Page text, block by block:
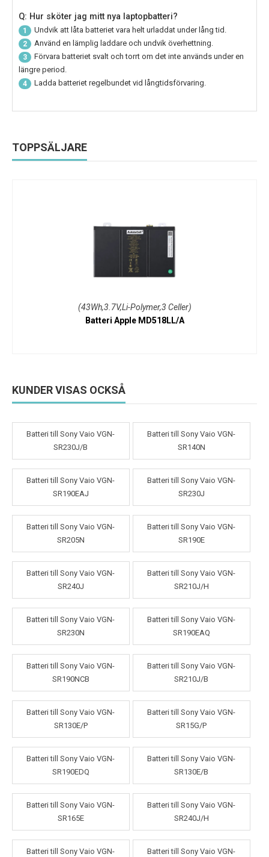
Q: Hur sköter jag mitt nya laptopbatteri?
1 Undvik att låta batteriet vara helt urladdat under lång tid.
2 Använd en lämplig laddare och undvik överhettning.
3
Förvara batteriet svalt och torrt om det inte används under en
längre period.
4 Ladda batteriet regelbundet vid långtidsförvaring.
TOPPSÄLJARE
(43Wh,3.7V,Li-Polymer,3 Celler)
Batteri Apple MD518LL/A
KUNDER VISAS OCKSÅ
Batteri till Sony Vaio VGN-
SR230J/B
Batteri till Sony Vaio VGN-
SR140N
Batteri till Sony Vaio VGN-
SR190EAJ
Batteri till Sony Vaio VGN-
SR230J
Batteri till Sony Vaio VGN-
SR205N
Batteri till Sony Vaio VGN-
SR190E
Batteri till Sony Vaio VGN-
SR240J
Batteri till Sony Vaio VGN-
SR210J/H
Batteri till Sony Vaio VGN-
SR230N
Batteri till Sony Vaio VGN-
SR190EAQ
Batteri till Sony Vaio VGN-
SR190NCB
Batteri till Sony Vaio VGN-
SR210J/B
Batteri till Sony Vaio VGN-
SR130E/P
Batteri till Sony Vaio VGN-
SR15G/P
Batteri till Sony Vaio VGN-
SR190EDQ
Batteri till Sony Vaio VGN-
SR130E/B
Batteri till Sony Vaio VGN-
SR165E
Batteri till Sony Vaio VGN-
SR240J/H
Batteri till Sony Vaio VGN-
Batteri till Sony Vaio VGN-